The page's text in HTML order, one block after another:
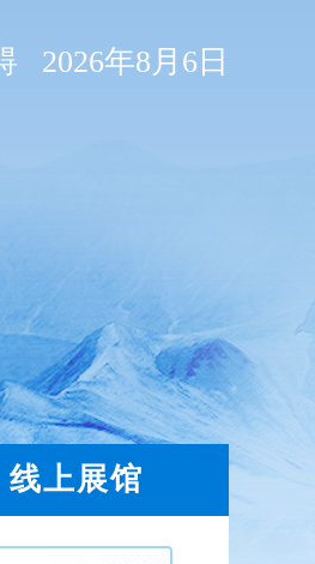
2026年8月6日
线上展馆